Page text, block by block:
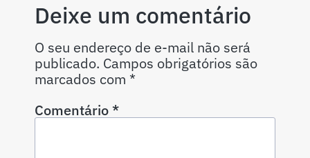
Deixe um comentário
O seu endereço de e-mail não será
publicado. Campos obrigatórios são
marcados com *
Comentário*